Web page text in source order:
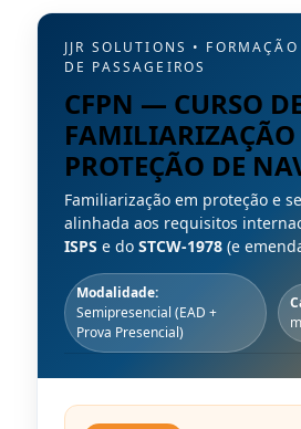
JJR SOLUTIONS •
DE PASSAGEIROS
CFPN — CURSO
FAMILIARIZAÇÃO
PROTEÇÃO DE
Familiarização em proteção e
alinhada aos requisitos
ISPS e do STCW-1978(e
Modalidade:
Semipresencial (EAD +
Prova Presencial)